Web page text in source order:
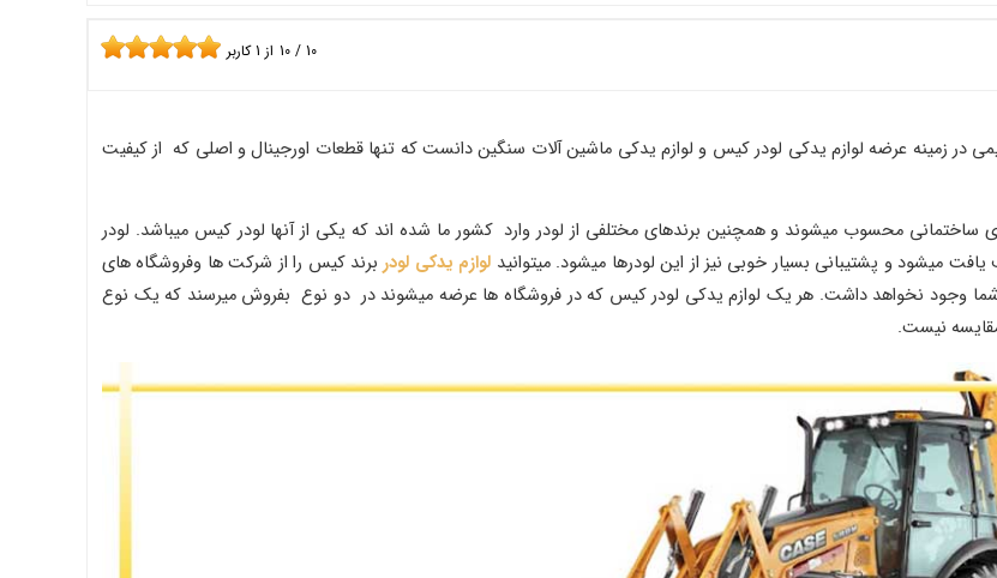
10 / 10 از 1کاربر
در زمینه عرضه لوازم یدکی لودر کیس و لوازم یدکی ماشین آلات سنگین دانست که تنها قطعات اورجینال و اصلی که از کیفیت
ساختمانی محسوب میشوند و همچنین برندهای مختلفی از لودر وارد کشور ما شده اند که یکی از آنها لودر کیس میباشد. لودر
میشود و پشتیبانی بسیار خوبی نیز از این لودرها میشود. میتوانید لوازم یدکی لودربرند کیس را از شرکت ها وفروشگاه های
وجود نخواهد داشت. هر یک لوازم یدکی لودر کیس که در فروشگاه ها عرضه میشوند در دو نوع بفروش میرسند که یک نوع
نیست.